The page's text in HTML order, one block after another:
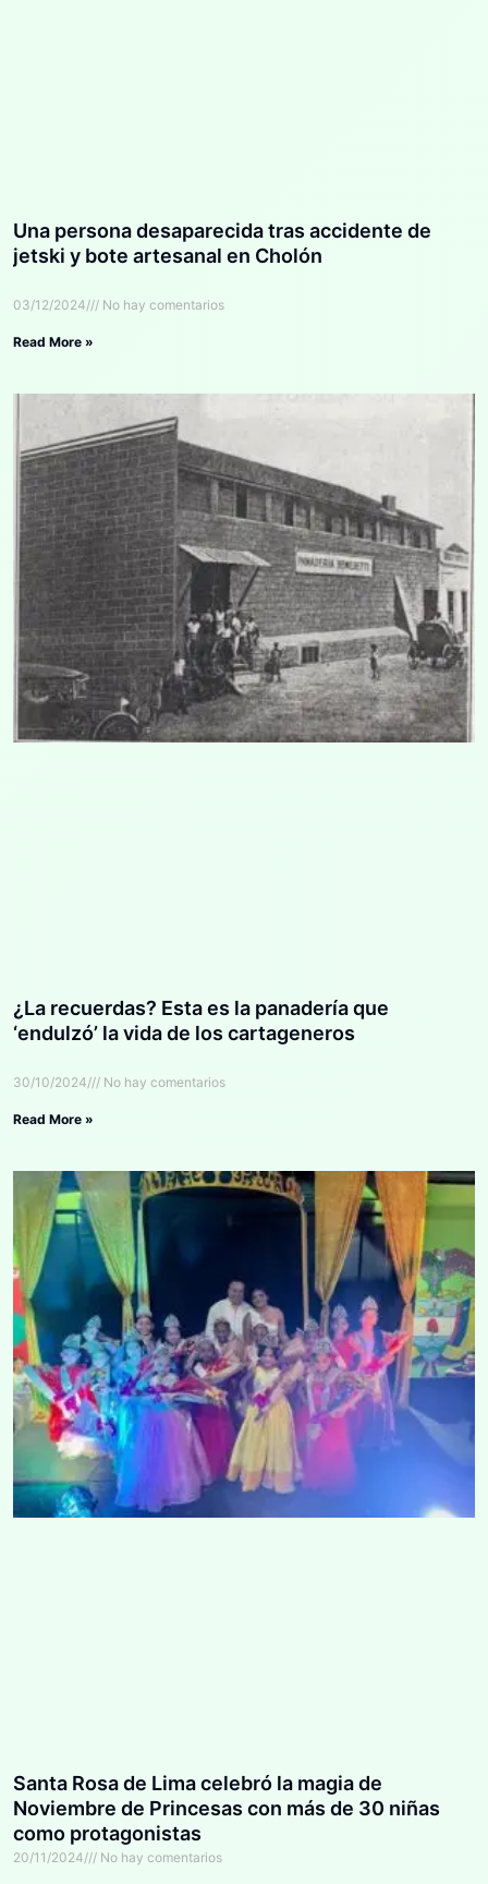
Una persona desaparecida tras accidente de
jetski y bote artesanal en Cholón
03/12/2024 No hay comentarios
Read More »
¿La recuerdas? Esta es la panadería que
‘endulzó’ la vida de los cartageneros
30/10/2024 No hay comentarios
Read More »
Santa Rosa de Lima celebró la magia de
Noviembre de Princesas con más de 30 niñas
como protagonistas
20/11/2024 No hay comentarios